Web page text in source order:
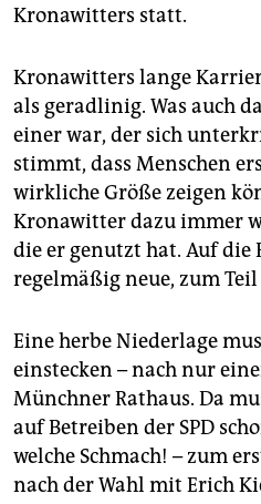
Kronawitters statt.
Kronawitters lange
als geradlinig. Was auch
einer war, der sich
stimmt, dass Menschen
wirkliche Größe zeigen
Kronawitter dazu immer
die er genutzt hat. Auf die
regelmäßig neue, zum
Eine herbe Niederlage
einstecken – nach nur
Münchner Rathaus. Da
auf Betreiben der SPD
welche Schmach! – zum
nach der Wahl mit Erich